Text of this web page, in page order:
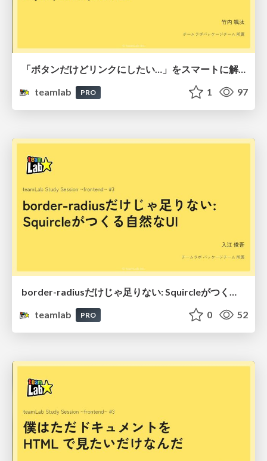
「ボタンだけどリンクにしたい…」をスマートに解決するPolymorphicコンポーネントの話
teamlab
PRO 1 97
teamlab
PRO 0 52